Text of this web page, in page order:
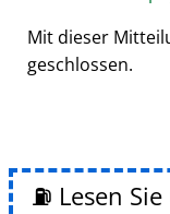
Mit dieser
geschlossen.
⛽ Lesen